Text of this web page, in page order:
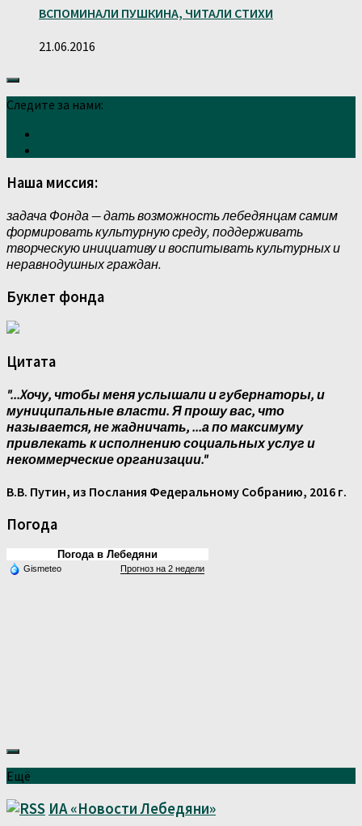
ВСПОМИНАЛИ ПУШКИНА, ЧИТАЛИ СТИХИ
21.06.2016
Следите за нами:
Наша миссия:
задача Фонда — дать возможность лебедянцам самим
формировать культурную среду, поддерживать
творческую инициативу и воспитывать культурных и
неравнодушных граждан.
Буклет фонда
Цитата
"...Xочу, чтобы меня услышали и губернаторы, и
муниципальные власти. Я прошу вас, что
называется, не жадничать, ...а по максимуму
привлекать к исполнению социальных услуг и
некоммерческие организации."
В.В. Путин, из Послания Федеральному Собранию, 2016 г.
Погода
Погода в Лебедяни
Gismeteo Прогноз на 2 недели
Ещё
ИА «Новости Лебедяни»